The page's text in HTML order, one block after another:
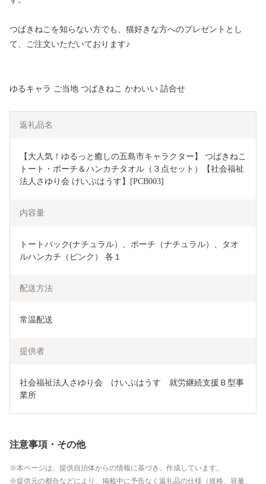
つばきねこを知らない方でも、猫好きな方へのプレゼントとし
て、ご注文いただいております♪
ゆるキャラ ご当地 つばきねこ かわいい 詰合せ
返礼品名
【大人気！ゆるっと癒しの五島市キャラクター】 つばきねこ
トート・ポーチ＆ハンカチタオル（３点セット）【社会福祉
法人さゆり会 けいぷはうす】[PCB003]
内容量
トートバック(ナチュラル）、ポーチ（ナチュラル）、タオ
ルハンカチ（ピンク） 各１
配送方法
常温配送
提供者
社会福祉法人さゆり会　けいぷはうす　就労継続支援Ｂ型事
業所
注意事項・その他
本ページは、提供自治体からの情報に基づき、作成しています。
提供元の都合などにより、掲載中に予告なく返礼品の仕様（規格、容量、